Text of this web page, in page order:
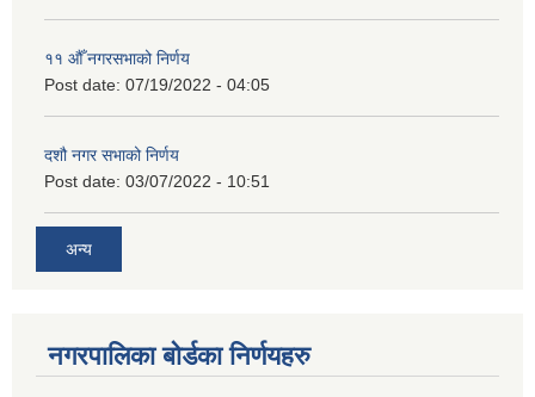
११ ‌औँ नगरसभाको निर्णय
Post date: 07/19/2022 - 04:05
दशौ नगर सभाको निर्णय
Post date: 03/07/2022 - 10:51
अन्य
नगरपालिका बोर्डका निर्णयहरु